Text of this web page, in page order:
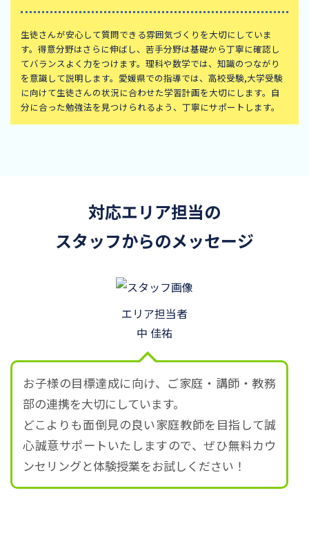
生徒さんが安心して質問できる雰囲気づくりを大切にしていま
す。得意分野はさらに伸ばし、苦手分野は基礎から丁寧に確認し
てバランスよく力をつけます。理科や数学では、知識のつながり
を意識して説明します。愛媛県での指導では、高校受験,大学受験
に向けて生徒さんの状況に合わせた学習計画を大切にします。自
分に合った勉強法を見つけられるよう、丁寧にサポートします。
対応エリア担当の
スタッフからのメッセージ
エリア担当者
中 佳祐
お子様の目標達成に向け、ご家庭・講師・教務
部の連携を大切にしています。
どこよりも面倒見の良い家庭教師を目指して誠
心誠意サポートいたしますので、ぜひ無料カウ
ンセリングと体験授業をお試しください！